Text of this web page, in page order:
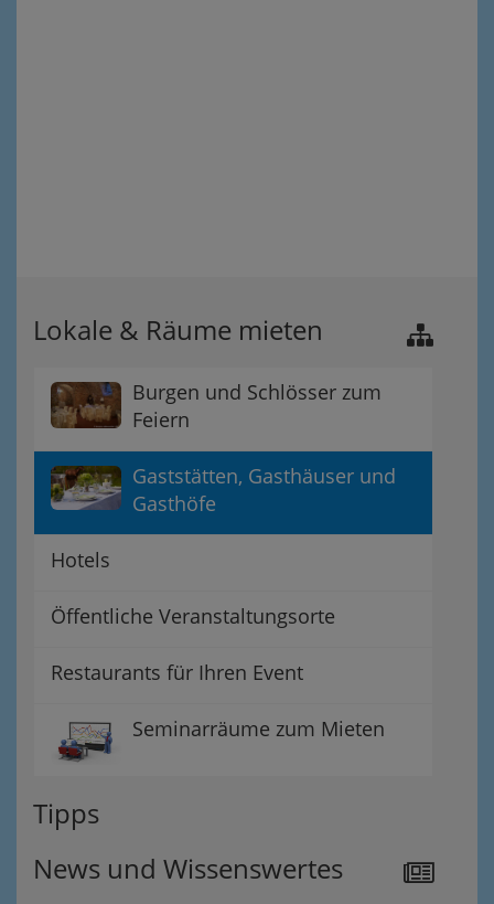
Lokale & Räume mieten
Burgen und Schlösser zum
Feiern
Gaststätten, Gasthäuser und
Gasthöfe
Hotels
Öffentliche Veranstaltungsorte
Restaurants für Ihren Event
Seminarräume zum Mieten
Tipps
News und Wissenswertes